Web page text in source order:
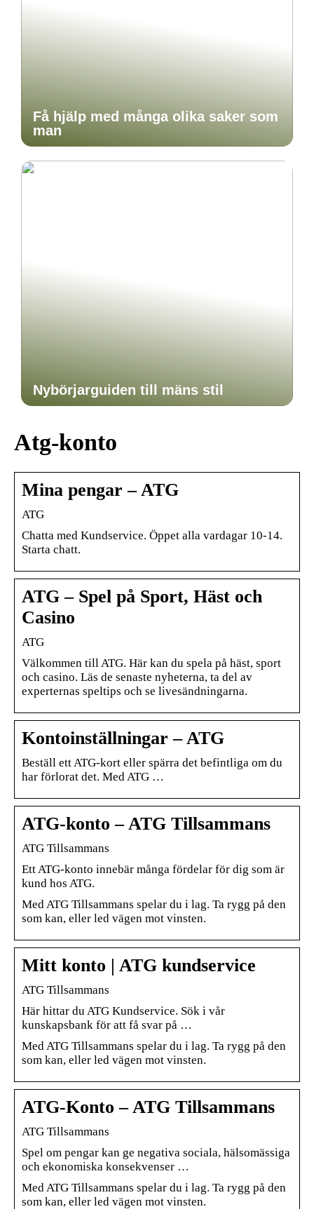
Få hjälp med många olika saker som
man
Nybörjarguiden till mäns stil
Atg-konto
Mina pengar – ATG
ATG
Chatta med Kundservice. Öppet alla vardagar 10-14.
Starta chatt.
ATG – Spel på Sport, Häst och
Casino
ATG
Välkommen till ATG. Här kan du spela på häst, sport
och casino. Läs de senaste nyheterna, ta del av
experternas speltips och se livesändningarna.
Kontoinställningar – ATG
Beställ ett ATG-kort eller spärra det befintliga om du
har förlorat det. Med ATG …
ATG-konto – ATG Tillsammans
ATG Tillsammans
Ett ATG-konto innebär många fördelar för dig som är
kund hos ATG.
Med ATG Tillsammans spelar du i lag. Ta rygg på den
som kan, eller led vägen mot vinsten.
Mitt konto | ATG kundservice
ATG Tillsammans
Här hittar du ATG Kundservice. Sök i vår
kunskapsbank för att få svar på …
Med ATG Tillsammans spelar du i lag. Ta rygg på den
som kan, eller led vägen mot vinsten.
ATG-Konto – ATG Tillsammans
ATG Tillsammans
Spel om pengar kan ge negativa sociala, hälsomässiga
och ekonomiska konsekvenser …
Med ATG Tillsammans spelar du i lag. Ta rygg på den
som kan, eller led vägen mot vinsten.